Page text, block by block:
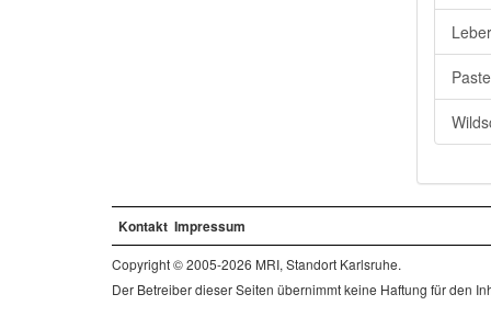
Kontakt Impressum
Copyright © 2005-2026 MRI, Standort Karlsruhe.
Der Betreiber dieser Seiten übernimmt keine Haftung für den